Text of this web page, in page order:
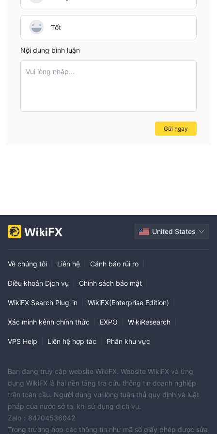
platforms and complete transparency.
Tốt
Nội dung bình luận
Vui lòng nhập...
Gửi ngay
United States
Về chúng tôi Liên hệ Cảnh báo rủi ro
Điều khoản Dịch vụ Chính sách bảo mật
WikiFX Search Plug-in WikiFX(Enterprise Edition)
Xác minh kênh chính thức EXPO WikiResearch
VPS Help Liên hệ hợp tác Phân khu vực
Bạn đang truy cập website WikiFX. Website WikiFX và ứng
dụng WikiFX là hai nền tảng tra cứu thông tin doanh nghiệp
trên toàn cầu. Người dùng vui lòng tuân thủ quy định và luật
pháp của nước sở tại khi sử dụng dịch vụ.
Zalo：84704536042
Trong trường hợp các thông tin như mã số giấy phép được sửa